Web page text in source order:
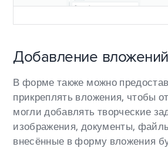
Добавление
В форме также можно
прикреплять вложения, чтобы
могли добавлять творческие
изображения, документы,
внесённые в форму вложения